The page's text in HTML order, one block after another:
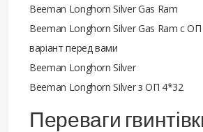
Beeman Longhorn Silver Gas Ram
Beeman Longhorn Silver Gas Ram с
варіант перед вами
Beeman Longhorn Silver
Beeman Longhorn Silver з ОП 4*32
Переваги